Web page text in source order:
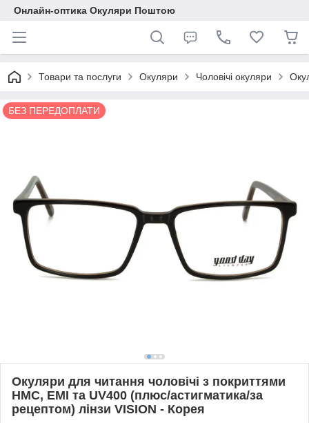
Онлайн-оптика Окуляри Поштою
Товари та послуги Окуляри Чоловічі окуляри
БЕЗ ПЕРЕДОПЛАТИ
Окуляри для читання чоловічі з покриттями
HMC, EMI та UV400 (плюс/астигматика/за
рецептом) лінзи VISION - Корея